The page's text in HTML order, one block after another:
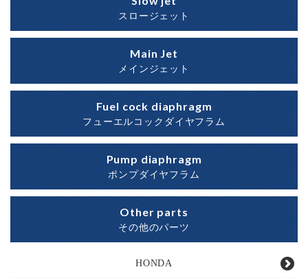
スロージェット
Main Jet
メインジェット
Fuel cock diaphragm
フューエルコックダイヤフラム
Pump diaphragm
ポンプダイヤフラム
Other parts
その他のパーツ
HONDA